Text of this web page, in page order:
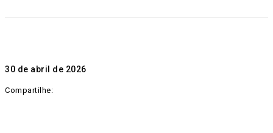
30 de abril de 2026
Compartilhe: